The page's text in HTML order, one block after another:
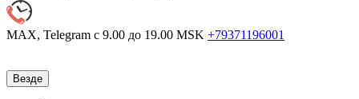
MAX, Telegram с 9.00 до 19.00 MSK +79371196001
Везде